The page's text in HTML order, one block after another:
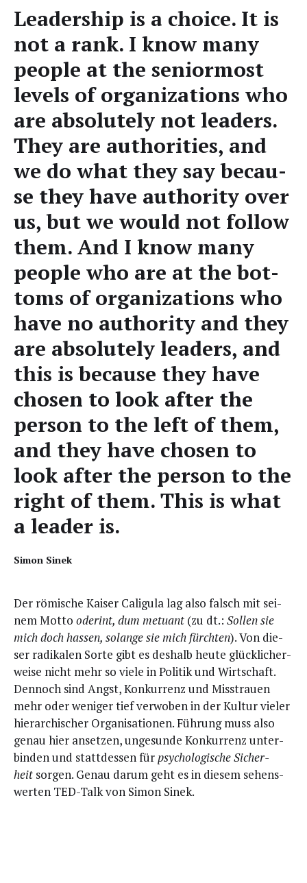
Lea­der­ship is a choice. It is
not a rank. I know many
peo­p­le at the senior­most
levels of orga­niza­ti­ons who
are abso­lut­e­ly not lea­ders.
They are aut­ho­ri­ties, and
we do what they say becau­
se they have aut­ho­ri­ty over
us, but we would not fol­low
them. And I know many
peo­p­le who are at the bot­
toms of orga­niza­ti­ons who
have no aut­ho­ri­ty and they
are abso­lut­e­ly lea­ders, and
this is becau­se they have
cho­sen to look after the
per­son to the left of them,
and they have cho­sen to
look after the per­son to the
right of them. This is what
a lea­der is.
Simon Sinek
Der römi­sche Kai­ser Cali­gu­la lag also falsch mit sei­
nem Mot­to oder­int, dum metu­ant (zu dt.: Sol­len sie
mich doch has­sen, solan­ge sie mich fürch­ten). Von die­
ser radi­ka­len Sor­te gibt es des­halb heu­te glück­li­cher­
wei­se nicht mehr so vie­le in Poli­tik und Wirt­schaft.
Den­noch sind Angst, Kon­kur­renz und Miss­trau­en
mehr oder weni­ger tief ver­wo­ben in der Kul­tur vie­ler
hier­ar­chi­scher Orga­ni­sa­tio­nen. Füh­rung muss also
genau hier anset­zen, unge­sun­de Kon­kur­renz unter­
bin­den und statt­des­sen fürpsy­cho­lo­gi­sche Sicher­
heit sor­gen. Genau dar­um geht es in die­sem sehens­
wer­ten TED-Talk von Simon Sinek.